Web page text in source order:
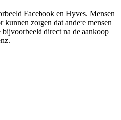
Facebook en Hyves. Mensen
zorgen dat andere mensen
direct na de aankoop